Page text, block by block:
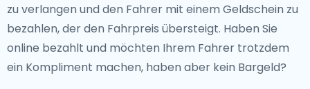
zu verlangen und den Fahrer mit einem Geldschein zu
bezahlen, der den Fahrpreis übersteigt. Haben Sie
online bezahlt und möchten Ihrem Fahrer trotzdem
ein Kompliment machen, haben aber kein Bargeld?